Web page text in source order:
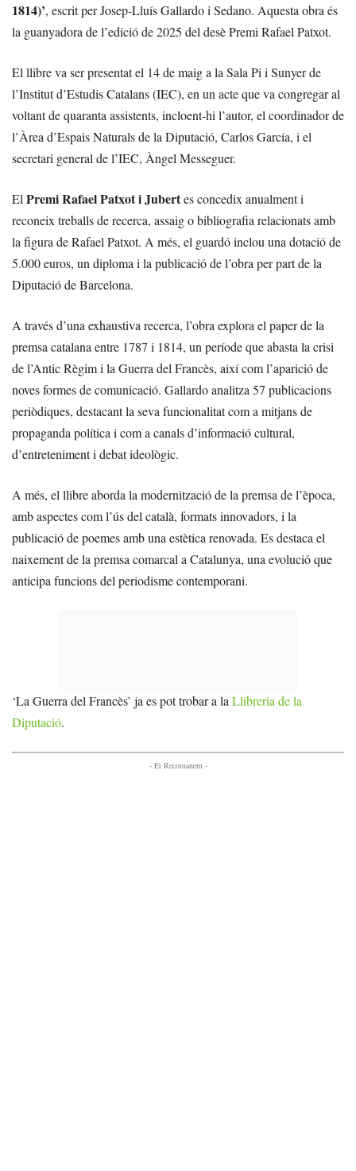
1814)’, escrit per Josep-Lluís Gallardo i Sedano. Aquesta obra és
la guanyadora de l’edició de 2025 del desè Premi Rafael Patxot.
El llibre va ser presentat el 14 de maig a la Sala Pi i Sunyer de
l’Institut d’Estudis Catalans (IEC), en un acte que va congregar al
voltant de quaranta assistents, incloent-hi l’autor, el coordinador de
l’Àrea d’Espais Naturals de la Diputació, Carlos García, i el
secretari general de l’IEC, Àngel Messeguer.
El Premi Rafael Patxot i Jubertes concedix anualment i
reconeix treballs de recerca, assaig o bibliografia relacionats amb
la figura de Rafael Patxot. A més, el guardó inclou una dotació de
5.000 euros, un diploma i la publicació de l’obra per part de la
Diputació de Barcelona.
A través d’una exhaustiva recerca, l’obra explora el paper de la
premsa catalana entre 1787 i 1814, un període que abasta la crisi
de l’Antic Règim i la Guerra del Francès, així com l’aparició de
noves formes de comunicació. Gallardo analitza 57 publicacions
periòdiques, destacant la seva funcionalitat com a mitjans de
propaganda política i com a canals d’informació cultural,
d’entreteniment i debat ideològic.
A més, el llibre aborda la modernització de la premsa de l’època,
amb aspectes com l’ús del català, formats innovadors, i la
publicació de poemes amb una estètica renovada. Es destaca el
naixement de la premsa comarcal a Catalunya, una evolució que
anticipa funcions del periodisme contemporani.
‘La Guerra del Francès’ ja es pot trobar a la Llibreria de la
Diputació.
- Et Recomanem -